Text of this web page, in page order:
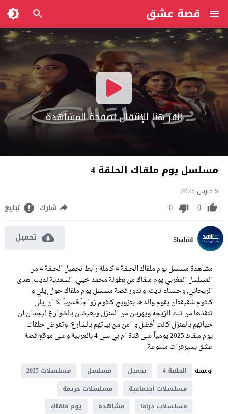
قصة عشق
انقر هنا للإنتقال لصفحة المشاهدة
مسلسل يوم ملقاك الحلقة 4
5 مارس 2025
0
0 شارك تبليغ
Shahid تحميل
مشاهدة مسلسل يوم ملقاك الحلقة 4 كاملة رابط تحميل الحلقة 4 من
المسلسل المغربي يوم ملقاك من بطولة محمد خيي, السعدية لديب, هدى
الريحاني, وحسناء نايت, وتدور قصة مسلسل يوم ملقاك حول إيلي و
كلثوم شقيقتان يقوم والدها بتزويج كلثوم زواجاً قسرياً الا ان إيلي
تنقذها من تلك الزيجة ويهربان من المنزل ويعيشان بالشوارع ليجدان ان
حياتهم بالمنزل كانت أفضل واامن من بياتهم بالشارع, وتعرض حلقات
يوم ملقاك 2025 يومياً على قناة ام بي سي 4 بالعربية وعلى موقع قصة
عشق بسيرفرات متنوعة.
اوسمة
الحلقة 4 تحميل مسلسل
مسلسلات 2025
مسلسلات اجتماعية
مسلسلات جريمة
مسلسلات دراما
مشاهدة يوم ملقاك